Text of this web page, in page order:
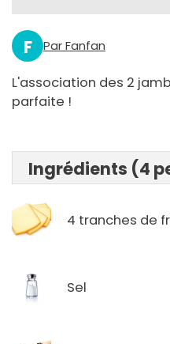
F Par Fanfan
L'association des 2
parfaite !
Ingrédients (4
4 tranches de
Sel